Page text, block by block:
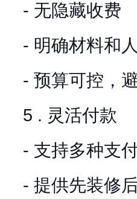
- 无隐藏收费
- 明确材料和
- 预算可控，
5 . 灵活付款
- 支持多种支
- 提供先装修